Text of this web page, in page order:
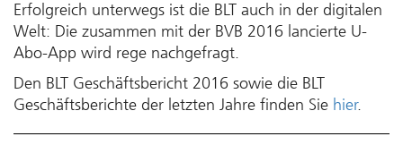
Erfolgreich unterwegs ist die BLT auch in der digitalen
Welt: Die zusammen mit der BVB 2016 lancierte U-
Abo-App wird rege nachgefragt.
Den BLT Geschäftsbericht 2016 sowie die BLT
Geschäftsberichte der letzten Jahre finden Sie hier.